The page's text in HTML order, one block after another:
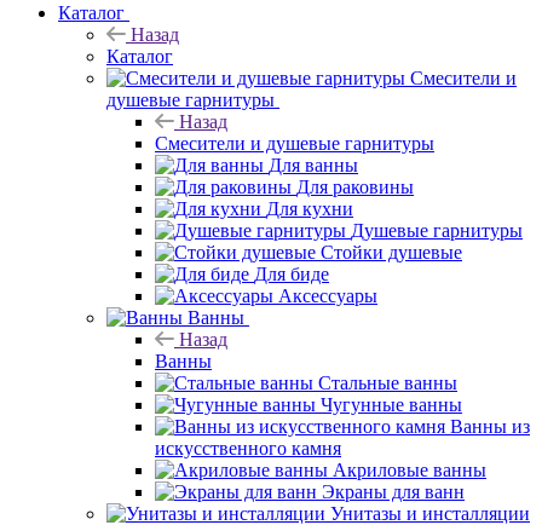
Каталог
Назад
Каталог
Смесители и
душевые гарнитуры
Назад
Смесители и душевые гарнитуры
Для ванны
Для раковины
Для кухни
Душевые гарнитуры
Стойки душевые
Для биде
Аксессуары
Ванны
Назад
Ванны
Стальные ванны
Чугунные ванны
Ванны из
искусственного камня
Акриловые ванны
Экраны для ванн
Унитазы и инсталляции